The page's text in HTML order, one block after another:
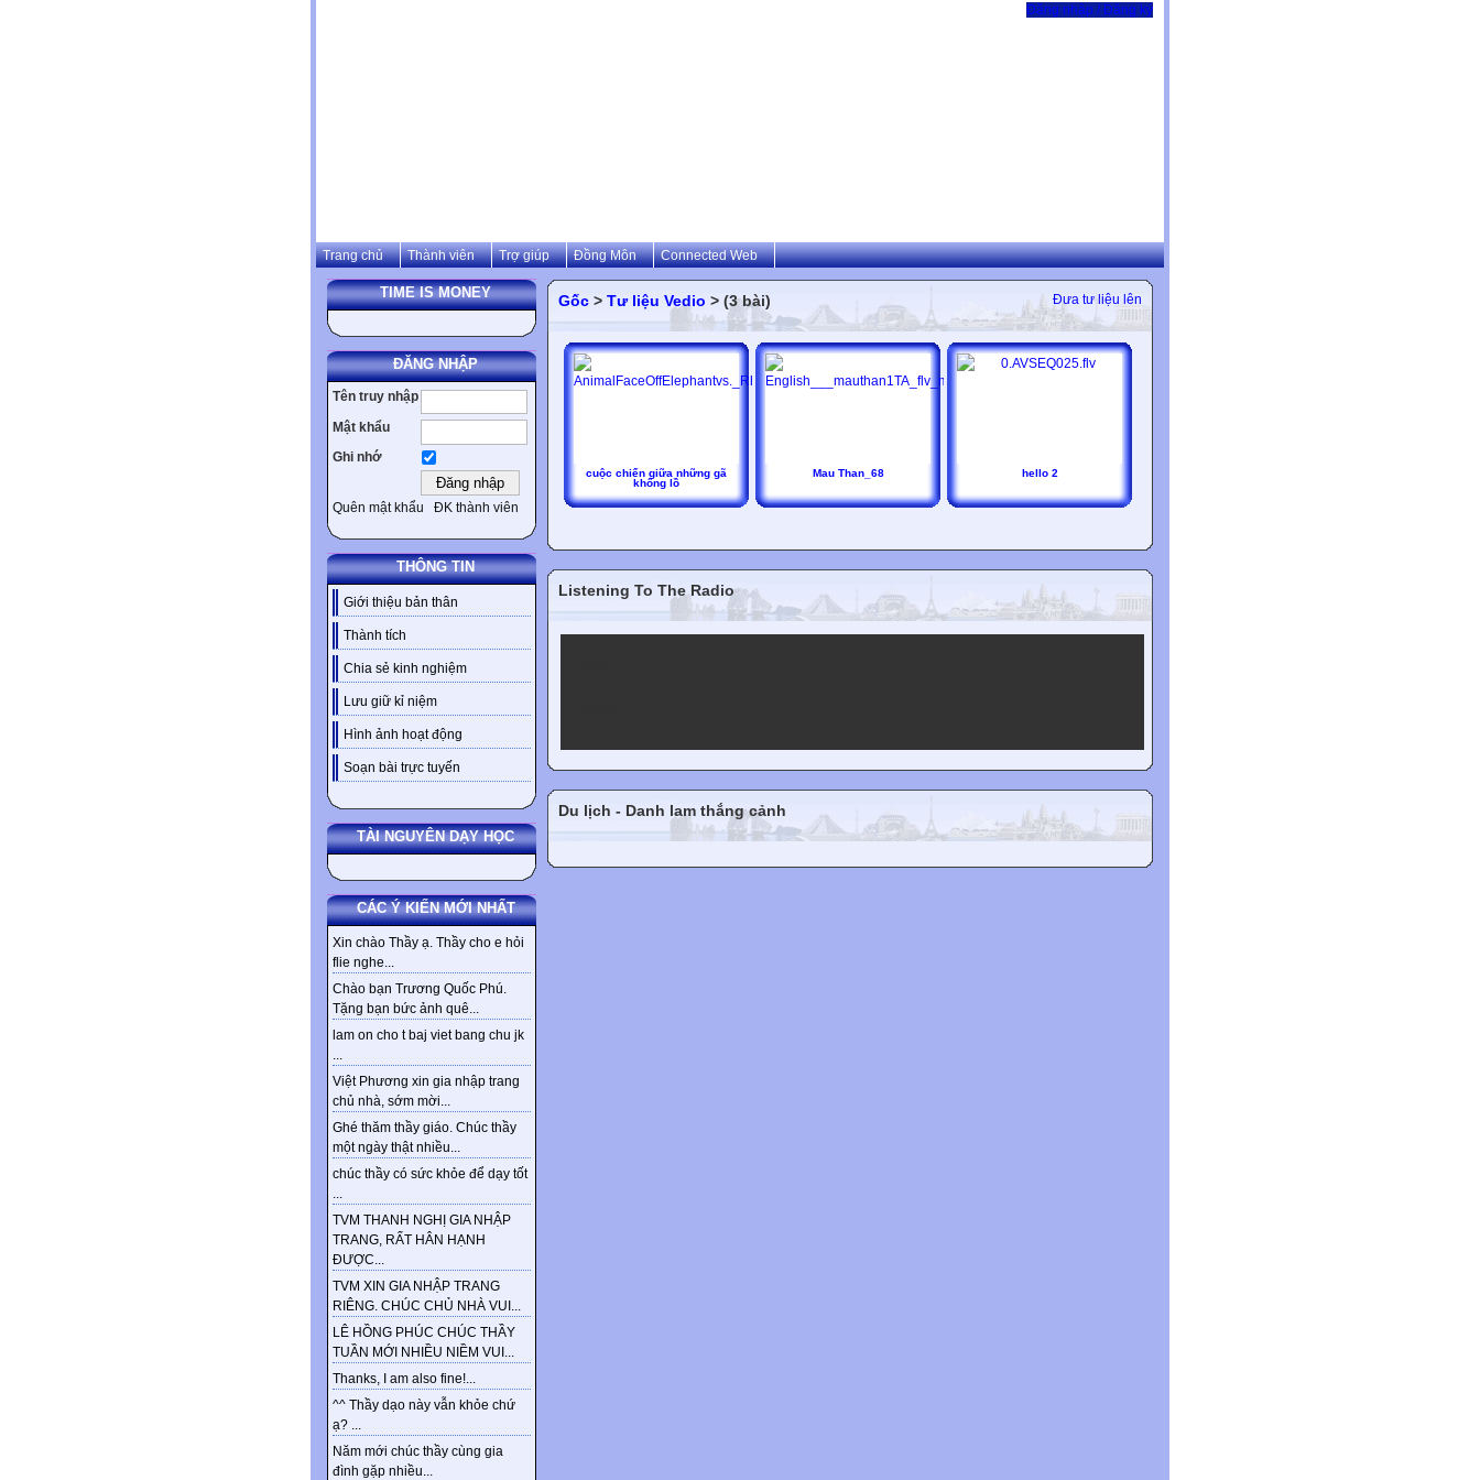
Đăng nhập / Đăng ký
Trang chủ Thành viên Trợ giúp Đồng Môn Connected Web
TIME IS MONEY
ĐĂNG NHẬP
Tên truy nhập
Mật khẩu
Ghi nhớ
Quên mật khẩu ĐK thành viên
THÔNG TIN
Giới thiệu bản thân
Thành tích
Chia sẻ kinh nghiệm
Lưu giữ kỉ niệm
Hình ảnh hoạt động
Soạn bài trực tuyến
TÀI NGUYÊN DẠY HỌC
CÁC Ý KIẾN MỚI NHẤT
Xin chào Thầy ạ. Thầy cho e hỏi
flie nghe...
Chào bạn Trương Quốc Phú.
Tặng bạn bức ảnh quê...
lam on cho t baj viet bang chu jk
...
Việt Phương xin gia nhập trang
chủ nhà, sớm mời...
Ghé thăm thầy giáo. Chúc thầy
một ngày thật nhiều...
chúc thầy có sức khỏe để dạy tốt
...
TVM THANH NGHỊ GIA NHẬP
TRANG, RẤT HÂN HẠNH
ĐƯỢC...
TVM XIN GIA NHẬP TRANG
RIÊNG. CHÚC CHỦ NHÀ VUI...
LÊ HỒNG PHÚC CHÚC THẦY
TUẦN MỚI NHIỀU NIỀM VUI...
Thanks, I am also fine!...
^^ Thầy dạo này vẫn khỏe chứ
ạ? ...
Năm mới chúc thầy cùng gia
đình gặp nhiều...
Đưa tư liệu lên
Gốc > Tư liệu Vedio > (3 bài)
cuộc chiến giữa những gã
khổng lồ
Mau Than_68 hello 2
Listening To The Radio
Du lịch - Danh lam thắng cảnh